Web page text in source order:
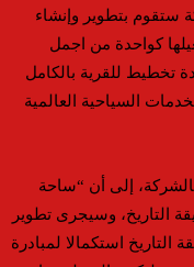
ستقوم بتطوير وإنشاء
كواحدة من اجمل
تخطيط للقرية بالكامل
السياحية العالمية
إلى أن “ساحة
التاريخ، وسيجرى تطوير
استكمالا لمبادرة